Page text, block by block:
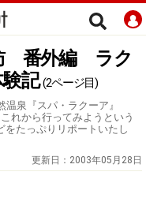
番外編 ラク
記 (2ページ目)
泉『スパ・ラクーア』
れから行ってみようという
をたっぷりリポートいたし
更新日： 2003年05月28日